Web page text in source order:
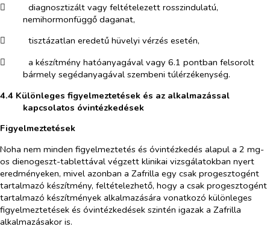
​
diagnosztizált vagy feltételezett rosszindulatú,
nemihormonfüggő daganat,
​
tisztázatlan eredetű hüvelyi vérzés esetén,
​
a készítmény hatóanyagával vagy 6.1 pontban felsorolt
bármely segédanyagával szembeni túlérzékenység.
4.4 Különleges figyelmeztetések és az alkalmazással
kapcsolatos óvintézkedések
Figyelmeztetések
Noha nem minden figyelmeztetés és óvintézkedés alapul a 2 mg-
os dienogeszt-tablettával végzett klinikai vizsgálatokban nyert
eredményeken, mivel azonban a Zafrilla egy csak progesztogént
tartalmazó készítmény, feltételezhető, hogy a csak progesztogént
tartalmazó készítmények alkalmazására vonatkozó különleges
figyelmeztetések és óvintézkedések szintén igazak a Zafrilla
alkalmazásakor is.